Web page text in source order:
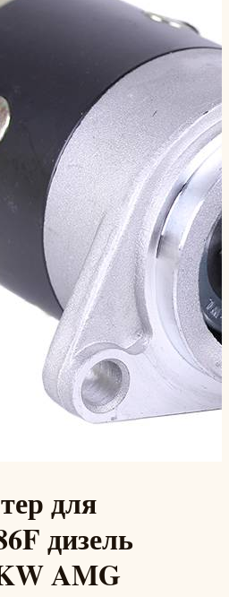
для
дизель
AMG